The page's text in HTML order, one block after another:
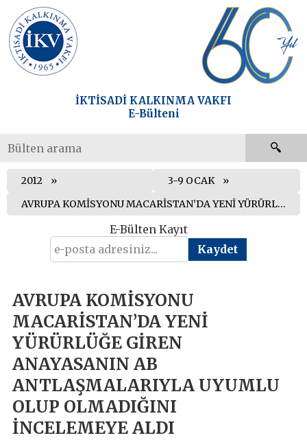
İKTİSADİ KALKINMA VAKFI
E-Bülteni
2012
3-9 OCAK
AVRUPA KOMİSYONU MACARİSTAN’DA YENİ YÜRÜRLÜĞE GİREN ANAYASANIN AB ANTLAŞMALARIYLA UYUMLU OLUP OLMADIĞINI İNCELEMEYE ALDI
E-Bülten Kayıt
AVRUPA KOMİSYONU
MACARİSTAN’DA YENİ
YÜRÜRLÜĞE GİREN
ANAYASANIN AB
ANTLAŞMALARIYLA UYUMLU
OLUP OLMADIĞINI
İNCELEMEYE ALDI